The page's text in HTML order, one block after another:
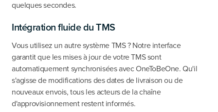
quelques secondes.
Intégration fluide du TMS
Vous utilisez un autre système TMS ? Notre interface
garantit que les mises à jour de votre TMS sont
automatiquement synchronisées avec OneToBeOne. Qu'il
s'agisse de modifications des dates de livraison ou de
nouveaux envois, tous les acteurs de la chaîne
d'approvisionnement restent informés.